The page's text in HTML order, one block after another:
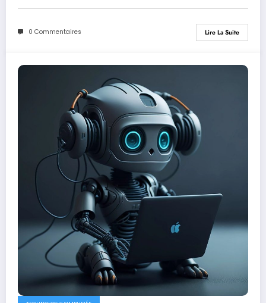
0 Commentaires Lire La Suite